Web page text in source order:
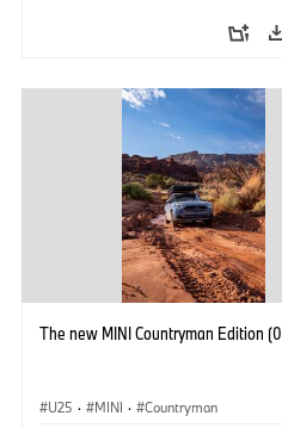
The new MINI Countryman Edition
U25 · MINI · Countryman